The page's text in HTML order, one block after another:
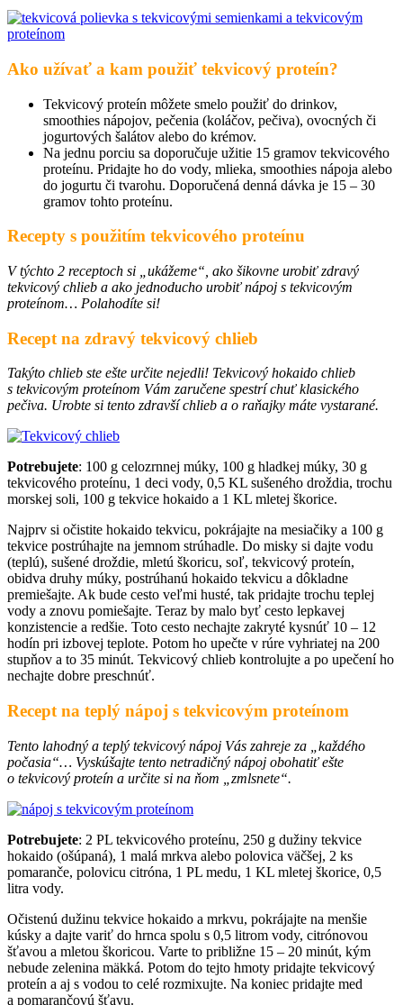
Ako užívať a kam použiť tekvicový proteín?
Tekvicový proteín môžete smelo použiť do drinkov,
smoothies nápojov, pečenia (koláčov, pečiva), ovocných či
jogurtových šalátov alebo do krémov.
Na jednu porciu sa doporučuje užitie 15 gramov tekvicového
proteínu. Pridajte ho do vody, mlieka, smoothies nápoja alebo
do jogurtu či tvarohu. Doporučená denná dávka je 15 – 30
gramov tohto proteínu.
Recepty s použitím tekvicového proteínu
V týchto 2 receptoch si „ukážeme“, ako šikovne urobiť zdravý
tekvicový chlieb a ako jednoducho urobiť nápoj s tekvicovým
proteínom… Polahodíte si!
Recept na zdravý tekvicový chlieb
Takýto chlieb ste ešte určite nejedli! Tekvicový hokaido chlieb
s tekvicovým proteínom Vám zaručene spestrí chuť klasického
pečiva. Urobte si tento zdravší chlieb a o raňajky máte vystarané.
Potrebujete: 100 g celozrnnej múky, 100 g hladkej múky, 30 g
tekvicového proteínu, 1 deci vody, 0,5 KL sušeného droždia, trochu
morskej soli, 100 g tekvice hokaido a 1 KL mletej škorice.
Najprv si očistite hokaido tekvicu, pokrájajte na mesiačiky a 100 g
tekvice postrúhajte na jemnom strúhadle. Do misky si dajte vodu
(teplú), sušené droždie, mletú škoricu, soľ, tekvicový proteín,
obidva druhy múky, postrúhanú hokaido tekvicu a dôkladne
premiešajte. Ak bude cesto veľmi husté, tak pridajte trochu teplej
vody a znovu pomiešajte. Teraz by malo byť cesto lepkavej
konzistencie a redšie. Toto cesto nechajte zakryté kysnúť 10 – 12
hodín pri izbovej teplote. Potom ho upečte v rúre vyhriatej na 200
stupňov a to 35 minút. Tekvicový chlieb kontrolujte a po upečení ho
nechajte dobre preschnúť.
Recept na teplý nápoj s tekvicovým proteínom
Tento lahodný a teplý tekvicový nápoj Vás zahreje za „každého
počasia“… Vyskúšajte tento netradičný nápoj obohatiť ešte
o tekvicový proteín a určite si na ňom „zmlsnete“.
Potrebujete: 2 PL tekvicového proteínu, 250 g dužiny tekvice
hokaido (ošúpaná), 1 malá mrkva alebo polovica väčšej, 2 ks
pomaranče, polovicu citróna, 1 PL medu, 1 KL mletej škorice, 0,5
litra vody.
Očistenú dužinu tekvice hokaido a mrkvu, pokrájajte na menšie
kúsky a dajte variť do hrnca spolu s 0,5 litrom vody, citrónovou
šťavou a mletou škoricou. Varte to približne 15 – 20 minút, kým
nebude zelenina mäkká. Potom do tejto hmoty pridajte tekvicový
proteín a aj s vodou to celé rozmixujte. Na koniec pridajte med
a pomarančovú šťavu.